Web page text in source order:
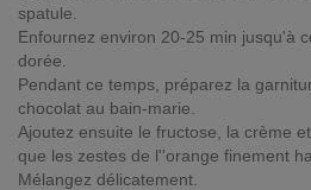
spatule.
Enfournez environ 20-25 min jusqu'à
dorée.
Pendant ce temps, préparez la
chocolat au bain-marie.
Ajoutez ensuite le fructose, la crème
que les zestes de l''orange finement
Mélangez délicatement.